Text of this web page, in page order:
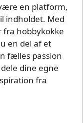
en platform,
indholdet. Med
hobbykokke
en del af et
fælles passion
dine egne
fra